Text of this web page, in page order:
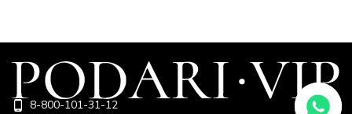
8-800-101-31-12